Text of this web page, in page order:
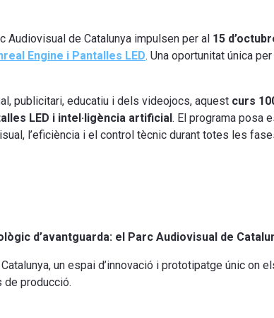
Audiovisual de Catalunya impulsen per al 15
Engine i Pantalles LED. Una oportunitat única
publicitari, educatiu i dels videojocs, aquest curs
LED i intel·ligència artificial. El programa posa
l’eficiència i el control tècnic durant totes les
d’avantguarda: el Parc Audiovisual de
un espai d’innovació i prototipatge únic on
producció.